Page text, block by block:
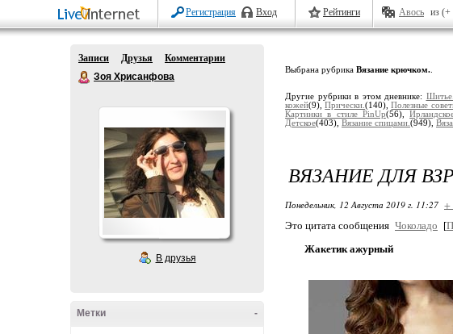
Регистрация Вход Рейтинги Авось из (+
Записи Друзья
Комментарии
Зоя Хрисанфова
В друзья
-
Метки
Выбрана рубрика Вязание крючком.
Другие рубрики в этом дневнике: Шитье.
кожей(9),Прически.(140),Полезные
Картинки в стиле PinUp(56),
Детское(403), Вязание спицами. (949),
ВЯЗАНИЕ ДЛЯ
Понедельник, 12 Августа 2019 г. 11:27 +
Это цитата сообщения Чоколадо [
Жакетик ажурный